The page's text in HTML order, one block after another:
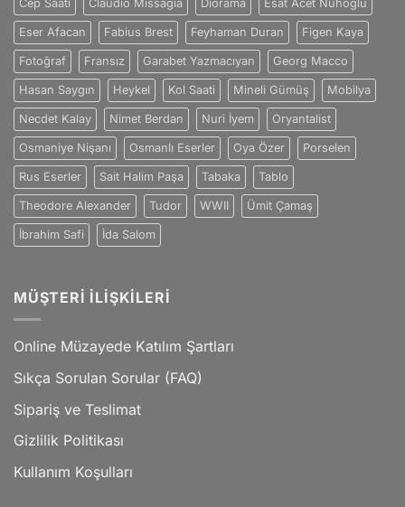
Cep Saati Claudio Missagia Diorama Esat Acet Nuhoğlu
Eser Afacan Fabius Brest Feyhaman Duran Figen Kaya
Fotoğraf Fransız Garabet Yazmacıyan Georg Macco
Hasan Saygın Heykel Kol Saati Mineli Gümüş Mobilya
Necdet Kalay Nimet Berdan Nuri İyem Oryantalist
Osmaniye Nişanı Osmanlı Eserler Oya Özer Porselen
Rus Eserler Sait Halim Paşa Tabaka Tablo
Theodore Alexander Tudor WWII Ümit Çamaş
İbrahim Safi İda Salom
MÜŞTERI İLIŞKILERI
Online Müzayede Katılım Şartları
Sıkça Sorulan Sorular (FAQ)
Sipariş ve Teslimat
Gizlilik Politikası
Kullanım Koşulları